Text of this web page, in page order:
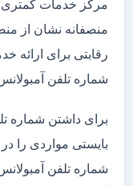
مرکز خدمات کمتری
منصفانه نشان از
رقابتی برای ارائه
شماره تلفن
برای داشتن شماره
بایستی مواردی را
شماره تلفن